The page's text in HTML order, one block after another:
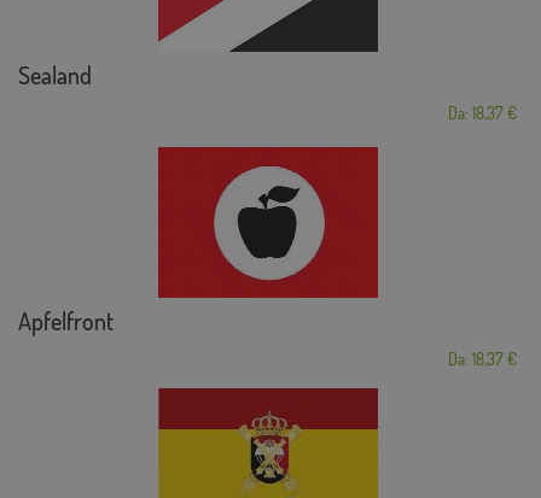
Sealand
Da: 18,37 €
Apfelfront
Da: 18,37 €